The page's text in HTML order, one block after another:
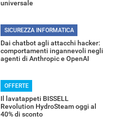
universale
SICUREZZA INFORMATICA
Dai chatbot agli attacchi hacker:
comportamenti ingannevoli negli
agenti di Anthropic e OpenAI
OFFERTE
Il lavatappeti BISSELL
Revolution HydroSteam oggi al
40% di sconto